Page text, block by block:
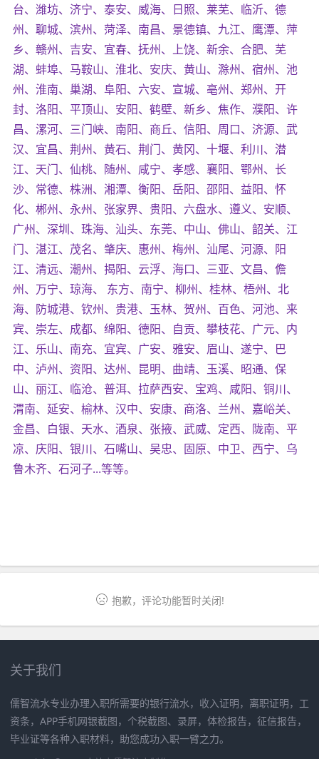
台、潍坊、济宁、泰安、威海、日照、莱芜、临沂、德
州、聊城、滨州、菏泽、南昌、景德镇、九江、鹰潭、萍
乡、赣州、吉安、宜春、抚州、上饶、新余、合肥、芜
湖、蚌埠、马鞍山、淮北、安庆、黄山、滁州、宿州、池
州、淮南、巢湖、阜阳、六安、宣城、亳州、郑州、开
封、洛阳、平顶山、安阳、鹤壁、新乡、焦作、濮阳、许
昌、漯河、三门峡、南阳、商丘、信阳、周口、济源、武
汉、宜昌、荆州、黄石、荆门、黄冈、十堰、利川、潜
江、天门、仙桃、随州、咸宁、孝感、襄阳、鄂州、长
沙、常德、株洲、湘潭、衡阳、岳阳、邵阳、益阳、怀
化、郴州、永州、张家界、贵阳、六盘水、遵义、安顺、
广州、深圳、珠海、汕头、东莞、中山、佛山、韶关、江
门、湛江、茂名、肇庆、惠州、梅州、汕尾、河源、阳
江、清远、潮州、揭阳、云浮、海口、三亚、文昌、儋
州、万宁、琼海、 东方、南宁、柳州、桂林、梧州、北
海、防城港、钦州、贵港、玉林、贺州、百色、河池、来
宾、崇左、成都、绵阳、德阳、自贡、攀枝花、广元、内
江、乐山、南充、宜宾、广安、雅安、眉山、遂宁、巴
中、泸州、资阳、达州、昆明、曲靖、玉溪、昭通、保
山、丽江、临沧、普洱、拉萨西安、宝鸡、咸阳、铜川、
渭南、延安、榆林、汉中、安康、商洛、兰州、嘉峪关、
金昌、白银、天水、酒泉、张掖、武威、定西、陇南、平
凉、庆阳、银川、石嘴山、吴忠、固原、中卫、西宁、乌
鲁木齐、石河子...等等。
抱歉，评论功能暂时关闭!
关于我们
儒智流水专业办理入职所需要的银行流水，收入证明，离职证明，工
资条，APP手机网银截图，个税截图、录屏，体检报告，征信报告，
毕业证等各种入职材料，助您成功入职一臂之力。